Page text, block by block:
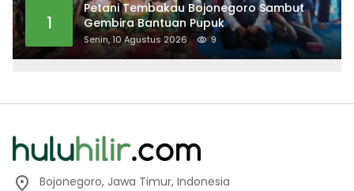
1
Petani Tembakau Bojonegoro Sambut
Gembira Bantuan Pupuk
Senin, 10 Agustus 2026 9
Bojonegoro, Jawa Timur, Indonesia